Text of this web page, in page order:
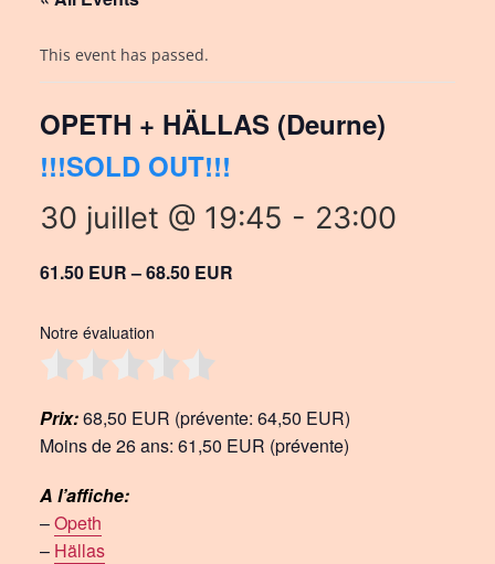
This event has passed.
OPETH + HÄLLAS (Deurne)
!!!SOLD OUT!!!
30 juillet @ 19:45 - 23:00
61.50 EUR – 68.50 EUR
Notre évaluation
Prix:68,50 EUR (prévente: 64,50 EUR)
Moins de 26 ans: 61,50 EUR (prévente)
A l’affiche:
–Opeth
– Hällas